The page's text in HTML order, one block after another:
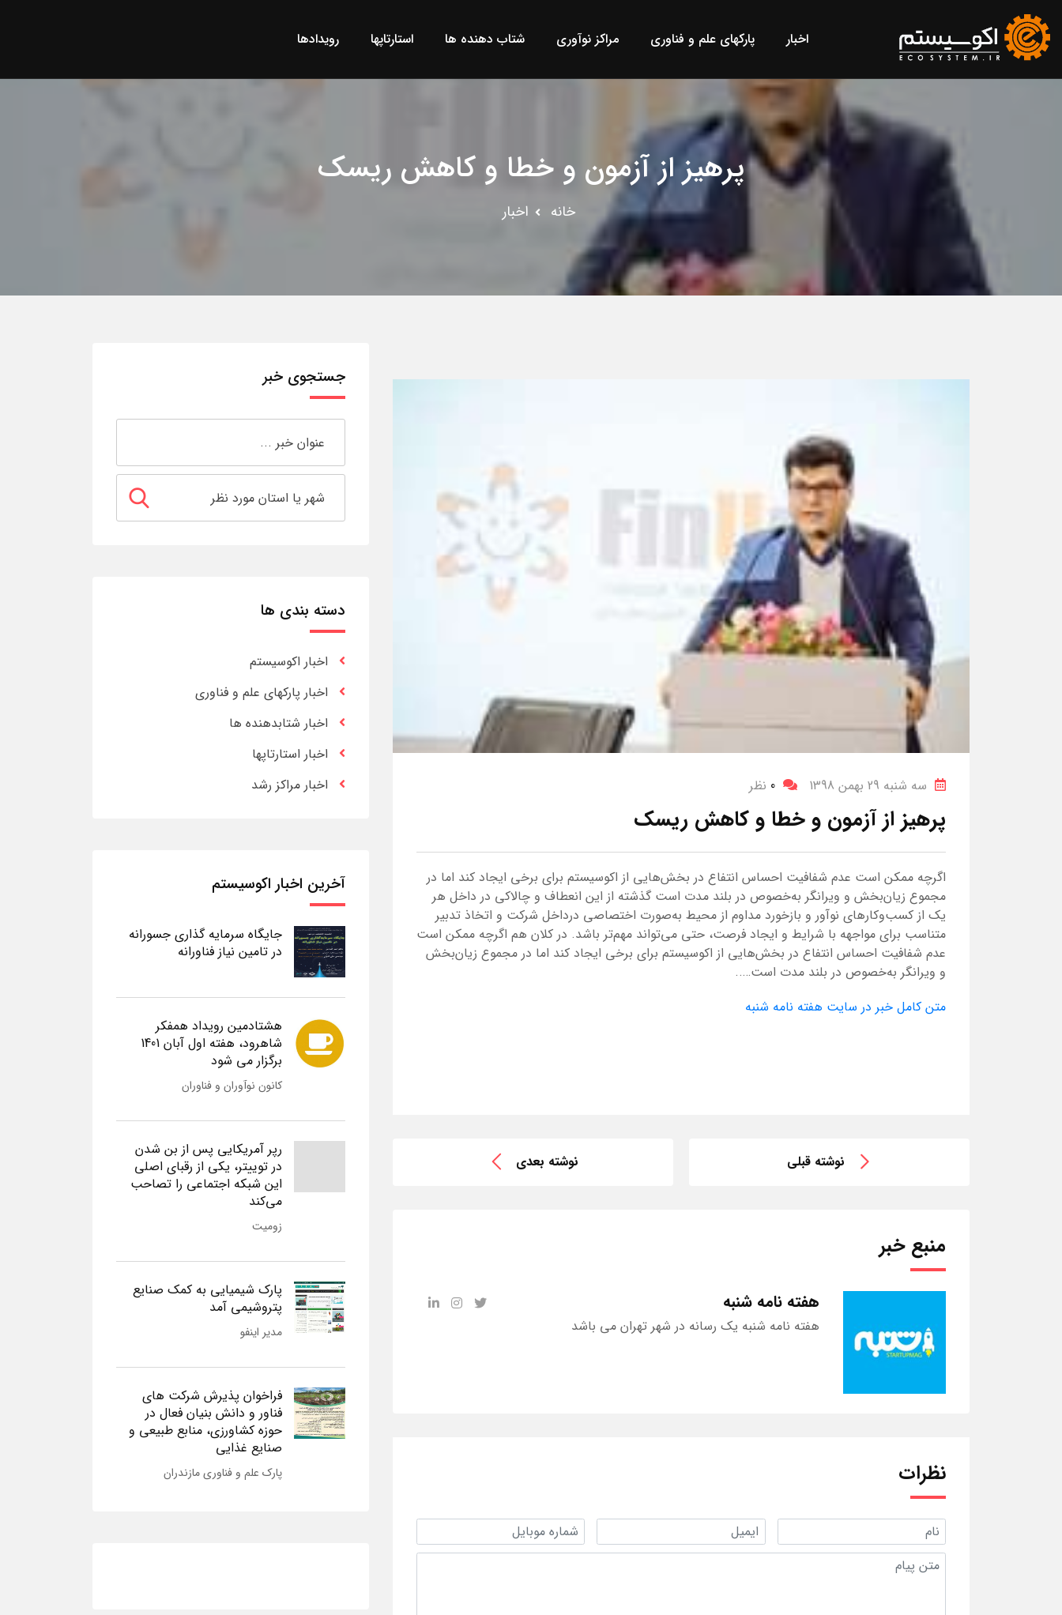
اخبار پارکهای علم و فناوری مراکز نوآوری شتاب دهنده ها استارتاپها رویدادها
پرهیز از آزمون و خطا و کاهش ریسک
خانه اخبار
سه شنبه 29 بهمن 1398 0 نظر
پرهیز از آزمون و خطا و کاهش ریسک
اگر‌چه ممکن است عدم شفافیت احساس انتفاع در بخش‌هایی از اکوسیستم برای برخی ایجاد کند اما در
مجموع زیان‌بخش و ویرانگر ‌به‌خصوص در بلند مدت است گذشته از این انعطاف و چالاکی در داخل هر
یک از کسب‌و‌کارهای نوآور و بازخورد مداوم از محیط به‌صورت اختصاصی درداخل شرکت و اتخاذ تدبیر
متناسب برای مواجهه با شرایط و ایجاد فرصت، حتی می‌تواند مهم‌تر باشد. در کلان هم اگر‌چه ممکن است
عدم شفافیت احساس انتفاع در بخش‌هایی از اکوسیستم برای برخی ایجاد کند اما در مجموع زیان‌بخش
و ویرانگر ‌به‌خصوص در بلند مدت است…..
متن کامل خبر در سایت هفته نامه شنبه
نوشته قبلی نوشته بعدی
منبع خبر
هفته نامه شنبه
هفته نامه شنبه یک رسانه در شهر تهران می باشد
نظرات
جستجوی خبر
دسته بندی ها
اخبار اکوسیستم
اخبار پارکهای علم و فناوری
اخبار شتابدهنده ها
اخبار استارتاپها
اخبار مراکز رشد
آخرین اخبار اکوسیستم
جایگاه سرمایه گذاری جسورانه
در تامین نیاز فناورانه
هشتادمین رویداد همفکر
شاهرود، هفته اول آبان 1401
برگزار می شود
کانون نوآوران و فناوران
رپر آمریکایی پس از بن شدن
در توییتر، یکی از رقبای اصلی
این شبکه اجتماعی را تصاحب
می‌کند
زومیت
پارک شیمیایی به کمک صنایع
پتروشیمی آمد
مدیر اینفو
فراخوان پذیرش شرکت های
فناور و دانش بنیان فعال در
حوزه کشاورزی، منابع طبیعی و
صنایع غذایی
پارک علم و فناوری مازندران